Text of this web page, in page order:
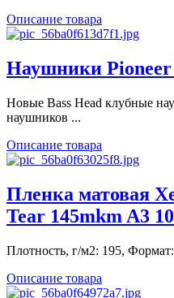
Описание товара
Наушники Pioneer
Новые Bass Head клубные
наушников ...
Описание товара
Пленка матовая
Tear 145mkm A3
Плотность, г/м2: 195,
Описание товара